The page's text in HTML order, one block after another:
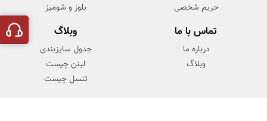
حریم شخصی
بلوز و شومیز
تماس با ما
درباره ما
وبلاگ
وبلاگ
جدول سایزبندی
لینن چیست
تنسل چیست